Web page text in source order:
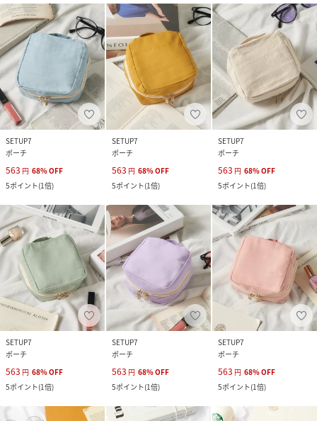
SETUP7
ポーチ
563 円 68%OFF
5ポイント(1倍)
SETUP7
ポーチ
563 円 68%OFF
5ポイント(1倍)
SETUP7
ポーチ
563 円 68%OFF
5ポイント(1倍)
SETUP7
ポーチ
563 円 68%OFF
5ポイント(1倍)
SETUP7
ポーチ
563 円 68%OFF
5ポイント(1倍)
SETUP7
ポーチ
563 円 68%OFF
5ポイント(1倍)